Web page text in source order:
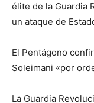
élite de la Guardia
un ataque de
El Pentágono
Soleimani «por
La Guardia